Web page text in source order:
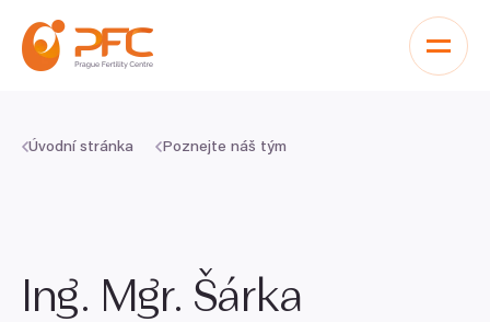
Úvodní stránka Poznejte náš tým
Ing. Mgr. Šárka